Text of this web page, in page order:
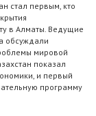
стал первым, кто
в Алматы. Ведущие
обсуждали
мировой
показал
и первый
программу